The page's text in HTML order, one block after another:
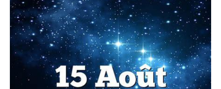
Bals, soirée musicale, concours de boules, tournoi de
foot, jeux pour enfants… Six jours de fête clôturés par un
aïoli monstre !